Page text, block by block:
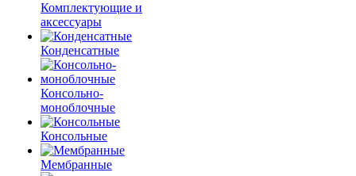
Комплектующие и
аксессуары
Конденсатные
Консольно-
моноблочные
Консольные
Мембранные